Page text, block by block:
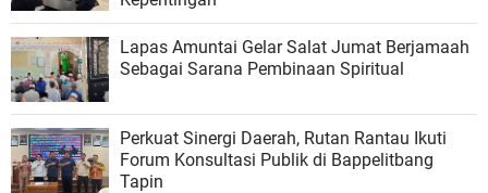
Lapas Amuntai Gelar Salat Jumat Berjamaah
Sebagai Sarana Pembinaan Spiritual
Perkuat Sinergi Daerah, Rutan Rantau Ikuti
Forum Konsultasi Publik di Bappelitbang
Tapin